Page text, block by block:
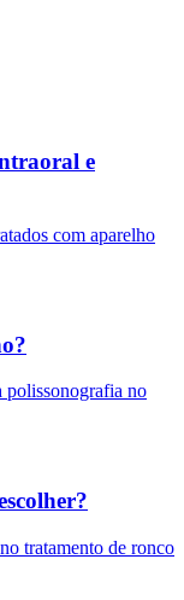
e
com aparelho
polissonografia no
tratamento de ronco